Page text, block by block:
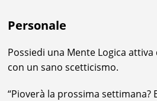
Personale
Possiedi una Mente Logica attiva
con un sano scetticismo.
“Pioverà la prossima settimana?